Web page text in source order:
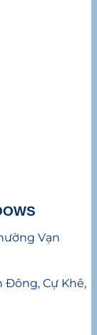
Vạn
Đông, Cự Khê,